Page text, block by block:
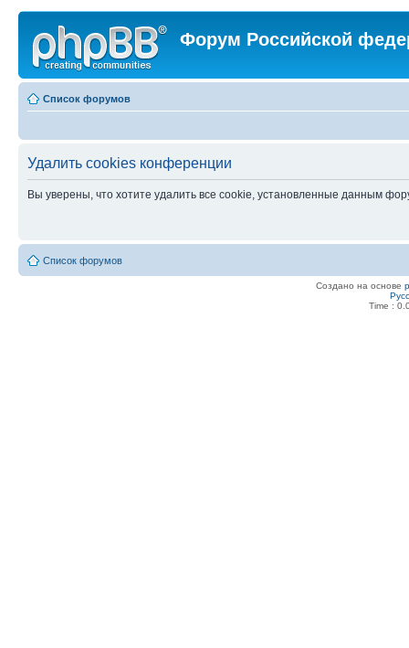
Форум Российской
Список форумов
Удалить cookies конференции
Вы уверены, что хотите удалить все cookie, установленные данным
Список форумов
Создано на основе
Time :